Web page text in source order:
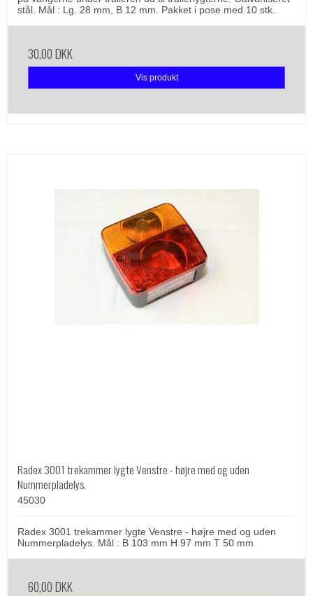
stål. Mål : Lg. 28 mm, B 12 mm. Pakket i pose med 10 stk.
30,00 DKK
Vis produkt
Radex 3001 trekammer lygte Venstre - højre med og uden
Nummerpladelys.
45030
Radex 3001 trekammer lygte Venstre - højre med og uden
Nummerpladelys. Mål : B 103 mm H 97 mm T 50 mm
60,00 DKK